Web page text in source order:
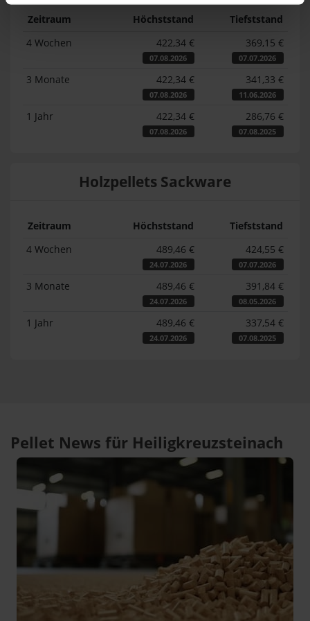
Zeitraum Höchststand
Tiefststand
4 Wochen
422,34 €
07.08.2026
369,15 €
07.07.2026
3 Monate 422,34 €
07.08.2026
341,33 €
11.06.2026
1 Jahr 422,34 €
07.08.2026
286,76 €
07.08.2025
Holzpellets Sackware
Zeitraum Höchststand
Tiefststand
4 Wochen
489,46 €
24.07.2026
424,55 €
07.07.2026
3 Monate 489,46 €
24.07.2026
391,84 €
08.05.2026
1 Jahr 489,46 €
24.07.2026
337,54 €
07.08.2025
Pellet News für Heiligkreuzsteinach